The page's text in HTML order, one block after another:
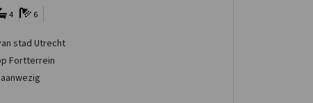
6
4
stad Utrecht
Fortterrein